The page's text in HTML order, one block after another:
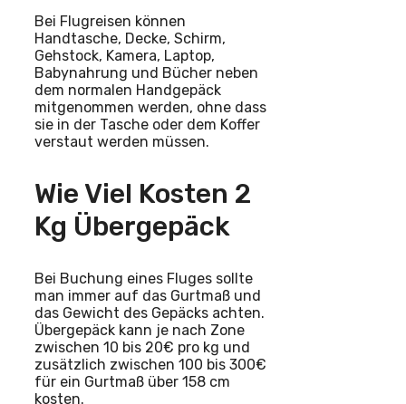
Bei Flugreisen können
Handtasche, Decke, Schirm,
Gehstock, Kamera, Laptop,
Babynahrung und Bücher neben
dem normalen Handgepäck
mitgenommen werden, ohne dass
sie in der Tasche oder dem Koffer
verstaut werden müssen.
Wie Viel Kosten 2
Kg Übergepäck
Bei Buchung eines Fluges sollte
man immer auf das Gurtmaß und
das Gewicht des Gepäcks achten.
Übergepäck kann je nach Zone
zwischen 10 bis 20€ pro kg und
zusätzlich zwischen 100 bis 300€
für ein Gurtmaß über 158 cm
kosten.